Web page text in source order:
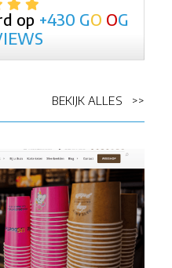
op +430 GO OG
BEKIJK ALLES >>